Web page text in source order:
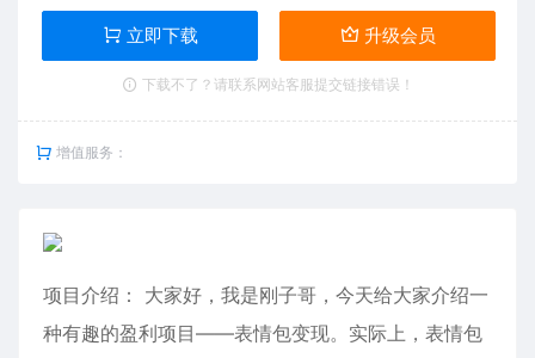
立即下载 升级会员
下载不了？请联系网站客服提交链接错误！
增值服务：
项目介绍： 大家好，我是刚子哥，今天给大家介绍一
种有趣的盈利项目——表情包变现。实际上，表情包